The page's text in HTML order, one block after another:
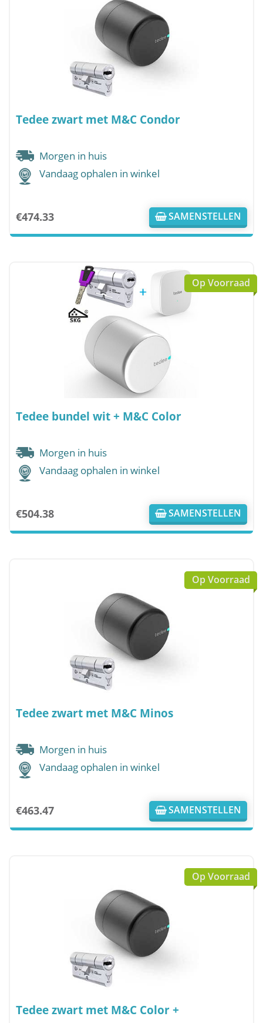
Tedee zwart met M&C Condor
Morgen in huis
Vandaag ophalen in winkel
€474.33 SAMENSTELLEN
Op Voorraad
Tedee bundel wit + M&C Color
Morgen in huis
Vandaag ophalen in winkel
€504.38 SAMENSTELLEN
Op Voorraad
Tedee zwart met M&C Minos
Morgen in huis
Vandaag ophalen in winkel
€463.47 SAMENSTELLEN
Op Voorraad
Tedee zwart met M&C Color +